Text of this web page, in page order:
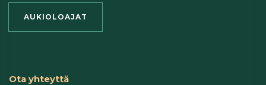
AUKIOLOAJAT
Ota yhteyttä